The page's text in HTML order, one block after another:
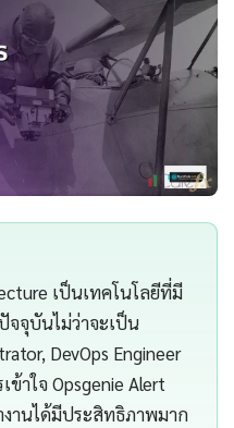
เป็นเทคโนโลยีที่มี
จจุบันไม่ว่าจะเป็น
DevOps Engineer
ข้าใจ Opsgenie Alert
งานได้มีประสิทธิภาพมาก